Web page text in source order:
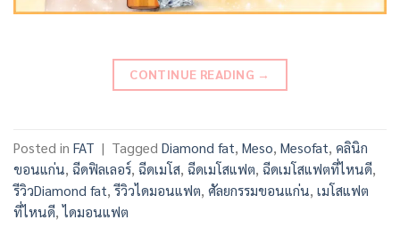
CONTINUE READING →
Posted in FAT | Tagged Diamond fat, Meso, Mesofat, คลินิก
ขอนแก่น, ฉีดฟิลเลอร์, ฉีดเมโส, ฉีดเมโสแฟต, ฉีดเมโสแฟตที่ไหนดี,
รีวิวDiamond fat,รีวิวไดมอนแฟต, ศัลยกรรมขอนแก่น, เมโสแฟต
ที่ไหนดี,ไดมอนแฟต